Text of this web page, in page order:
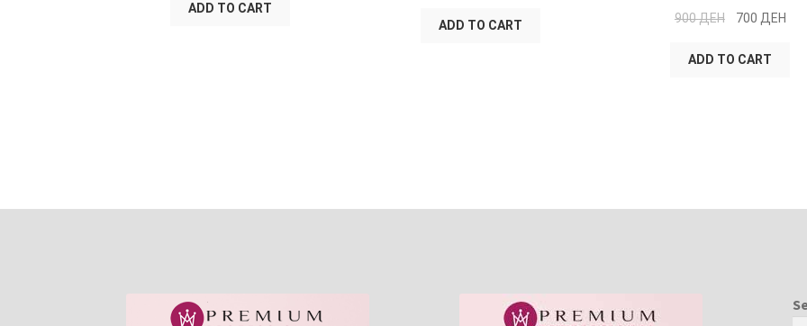
ADD TO CART
ADD TO CART
900ДЕН 700 ДЕН
ADD TO CART